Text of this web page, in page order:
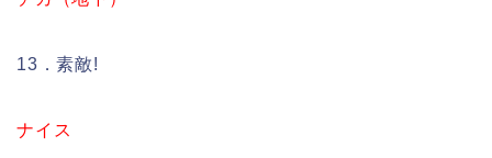
13．素敵!
ナイス